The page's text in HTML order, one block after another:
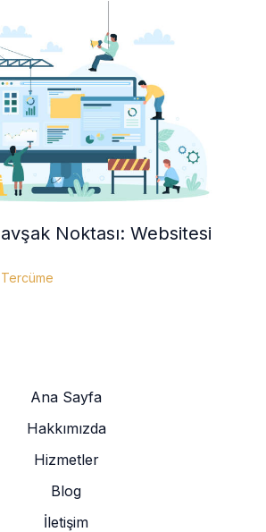
Noktası: Websitesi
Tercüme
Ana Sayfa
Hakkımızda
Hizmetler
Blog
İletişim